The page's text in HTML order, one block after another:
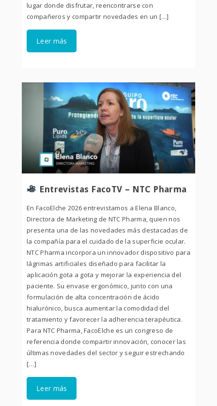
lugar donde disfrutar, reencontrarse con
compañeros y compartir novedades en un […]
Leer más
Entrevistas FacoTV – NTC Pharma
En FacoElche 2026 entrevistamos a Elena Blanco,
Directora de Marketing de NTC Pharma, quien nos
presenta una de las novedades más destacadas de
la compañía para el cuidado de la superficie ocular.
NTC Pharma incorpora un innovador dispositivo para
lágrimas artificiales diseñado para facilitar la
aplicación gota a gota y mejorar la experiencia del
paciente. Su envase ergonómico, junto con una
formulación de alta concentración de ácido
hialurónico, busca aumentar la comodidad del
tratamiento y favorecer la adherencia terapéutica.
Para NTC Pharma, FacoElche es un congreso de
referencia donde compartir innovación, conocer las
últimas novedades del sector y seguir estrechando
[…]
Leer más